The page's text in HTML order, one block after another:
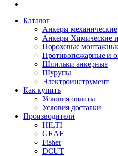
Каталог
Анкеры механические
Анкеры Химические
Пороховые
Противопожарные и
Шпильки анкерные
Шурупы
Электроинструмент
Как купить
Условия оплаты
Условия доставки
Производители
HILTI
GRAF
Fisher
DCUT